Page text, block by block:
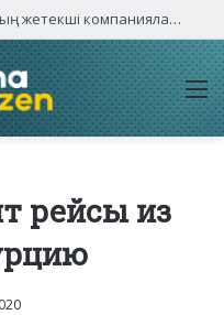
Қасым-Жомарт Тоқаев Қытайдың жетекші компаниялары басшыларымен кездесті
рейсы из